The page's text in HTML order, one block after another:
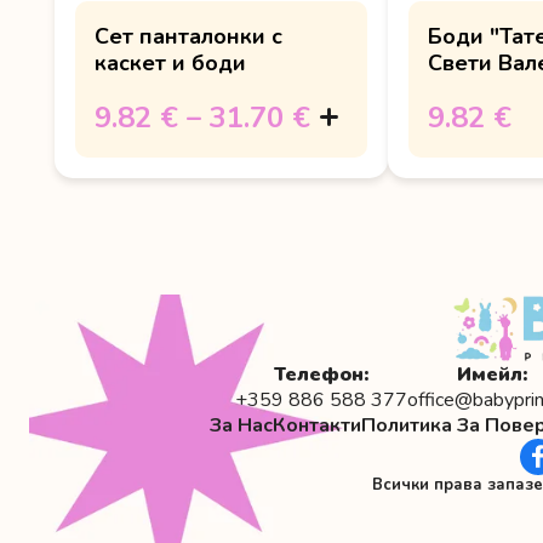
Сет панталонки с
каскет и боди
9.82 € – 31.70 €
Боди
Свети
9.82 €
Телефон:
+359 886 588 377
Имейл:
За НасКонтактиПолитика За
Всички права